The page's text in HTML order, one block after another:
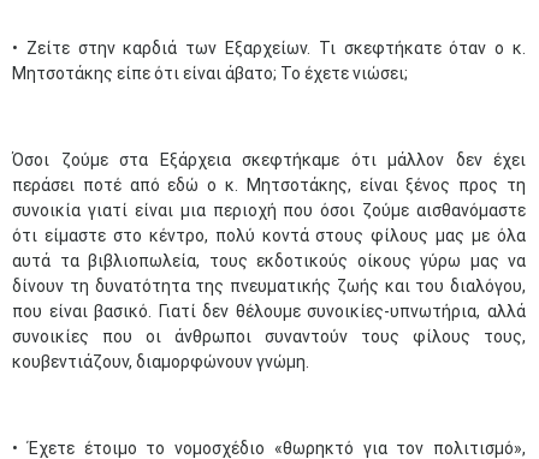
• Ζείτε στην καρδιά των Εξαρχείων. Τι σκεφτήκατε όταν ο κ.
Μητσοτάκης είπε ότι είναι άβατο; Το έχετε νιώσει;
Όσοι ζούμε στα Εξάρχεια σκεφτήκαμε ότι μάλλον δεν έχει
περάσει ποτέ από εδώ ο κ. Μητσοτάκης, είναι ξένος προς τη
συνοικία γιατί είναι μια περιοχή που όσοι ζούμε αισθανόμαστε
ότι είμαστε στο κέντρο, πολύ κοντά στους φίλους μας με όλα
αυτά τα βιβλιοπωλεία, τους εκδοτικούς οίκους γύρω μας να
δίνουν τη δυνατότητα της πνευματικής ζωής και του διαλόγου,
που είναι βασικό. Γιατί δεν θέλουμε συνοικίες-υπνωτήρια, αλλά
συνοικίες που οι άνθρωποι συναντούν τους φίλους τους,
κουβεντιάζουν, διαμορφώνουν γνώμη.
• Έχετε έτοιμο το νομοσχέδιο «θωρηκτό για τον πολιτισμό»,